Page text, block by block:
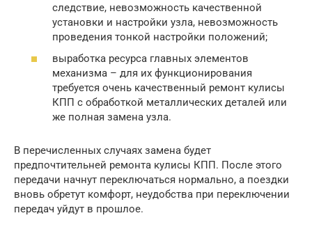
следствие, невозможность качественной
установки и настройки узла, невозможность
проведения тонкой настройки положений;
выработка ресурса главных элементов
механизма – для их функционирования
требуется очень качественный ремонт кулисы
КПП с обработкой металлических деталей или
же полная замена узла.
В перечисленных случаях замена будет
предпочтительней ремонта кулисы КПП. После этого
передачи начнут переключаться нормально, а поездки
вновь обретут комфорт, неудобства при переключении
передач уйдут в прошлое.